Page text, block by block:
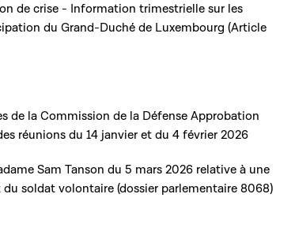
de crise - Information trimestrielle sur les
du Grand-Duché de Luxembourg (Article
de la Commission de la Défense Approbation
réunions du 14 janvier et du 4 février 2026
Sam Tanson du 5 mars 2026 relative à une
soldat volontaire (dossier parlementaire 8068)